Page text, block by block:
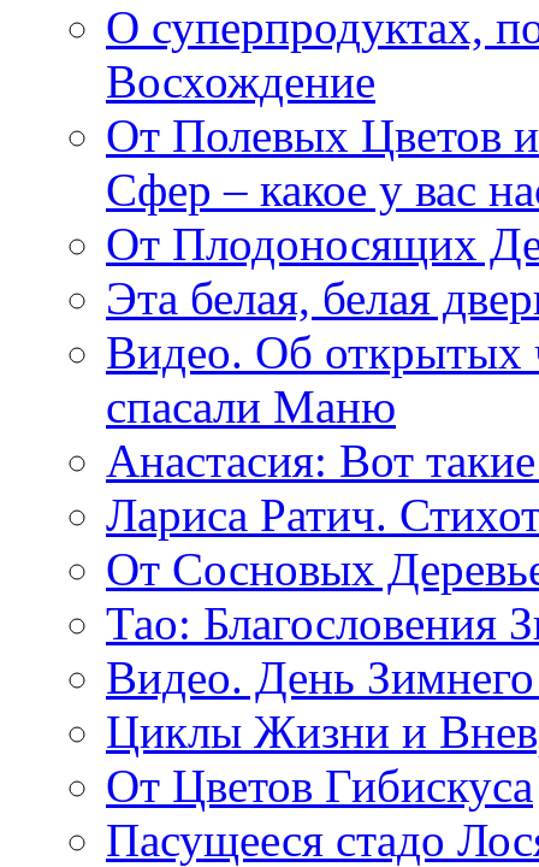
О суперпродуктах,
Восхождение
От Полевых Цветов
Сфер – какое у вас
От Плодоносящих
Эта белая, белая
Видео. Об открытых
спасали Маню
Анастасия: Вот
Лариса Ратич.
От Сосновых
Тао: Благословения
Видео. День
Циклы Жизни и
От Цветов Гибискуса
Пасущееся стадо